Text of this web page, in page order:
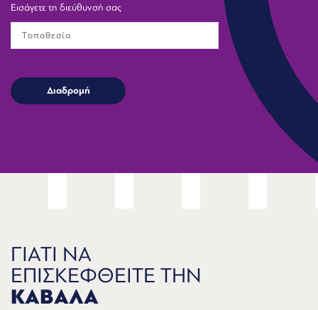
Εισάγετε τη διεύθυνσή σας
ΓΙΑΤΙ ΝΑ
ΕΠΙΣΚΕΦΘΕΙΤΕ ΤΗΝ
ΚΑΒΑΛΑ